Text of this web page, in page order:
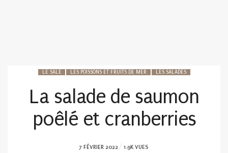
LE SALÉ LES POISSONS ET FRUITS DE MER LES SALADES
La salade de saumon
poêlé et cranberries
POSTED
7 FÉVRIER 2022 1.9K VUES